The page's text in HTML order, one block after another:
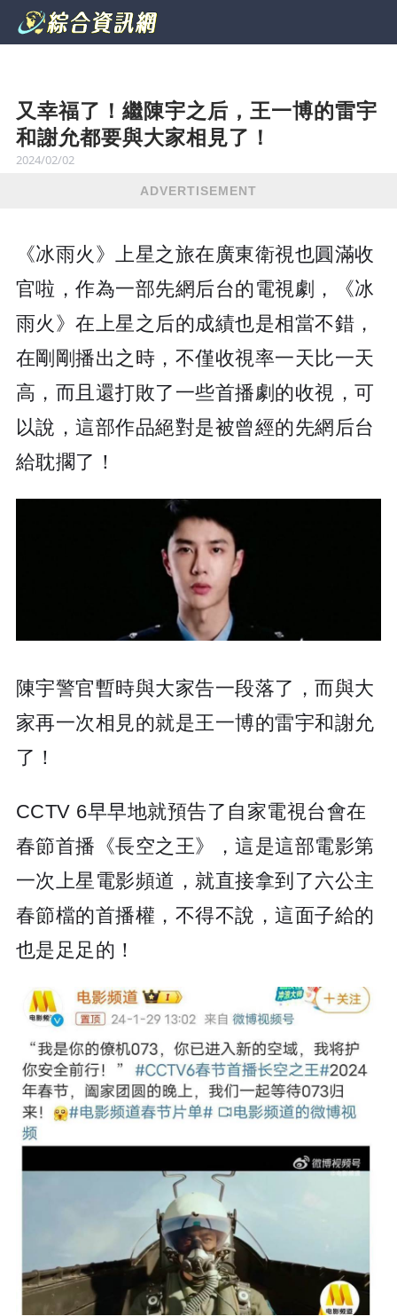
又幸福了！繼陳宇之后，王一博的雷宇
和謝允都要與大家相見了！
2024/02/02
ADVERTISEMENT
《冰雨火》上星之旅在廣東衛視也圓滿收
官啦，作為一部先網后台的電視劇，《冰
雨火》在上星之后的成績也是相當不錯，
在剛剛播出之時，不僅收視率一天比一天
高，而且還打敗了一些首播劇的收視，可
以說，這部作品絕對是被曾經的先網后台
給耽擱了！
陳宇警官暫時與大家告一段落了，而與大
家再一次相見的就是王一博的雷宇和謝允
了！
CCTV 6早早地就預告了自家電視台會在
春節首播《長空之王》，這是這部電影第
一次上星電影頻道，就直接拿到了六公主
春節檔的首播權，不得不說，這面子給的
也是足足的！